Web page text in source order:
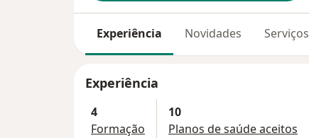
Experiência Novidades Serviços
Experiência
4
Formação
10
Planos de saúde aceitos